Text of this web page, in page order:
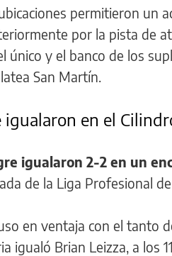
permitieron un
por la pista de
único y el banco de los
San Martín.
igualaron en el
igualaron 2-2 en un
de la Liga Profesional
en ventaja con el tanto
igualó Brian Leizza, a los